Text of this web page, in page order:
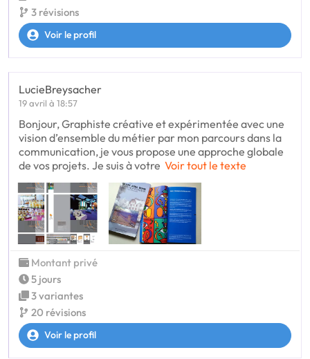
3 révisions
Voir le profil
LucieBreysacher
19 avril à 18:57
Bonjour, Graphiste créative et expérimentée avec une
vision d’ensemble du métier par mon parcours dans la
communication, je vous propose une approche globale
de vos projets. Je suis à votre Voir tout le texte
Montant privé
5 jours
3 variantes
20 révisions
Voir le profil